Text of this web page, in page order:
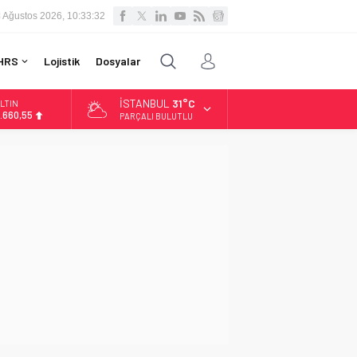
Ağustos 2026, 10:33:33
Lojistik Dosyalar
İSTANBUL 31°C
PARÇALI BULUTLU